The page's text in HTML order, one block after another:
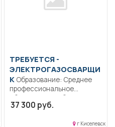
ТРЕБУЕТСЯ -
ЭЛЕКТРОГАЗОСВАРЩИ
КОбразование: Среднее
профессиональное
образование.. Сборка,
монтаж, сварка и резка...
37 300 руб.
г Киселевск